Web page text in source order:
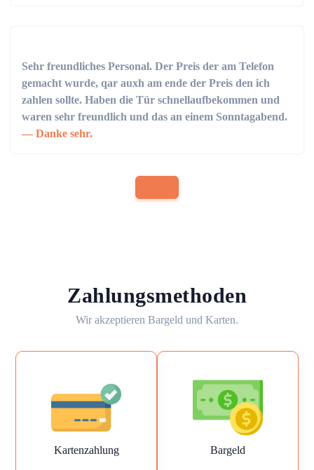
Sehr freundliches Personal. Der Preis der am Telefon
gemacht wurde, qar auxh am ende der Preis den ich
zahlen sollte. Haben die Tür schnellaufbekommen und
waren sehr freundlich und das an einem Sonntagabend.
Danke sehr.
Zahlungsmethoden
Wir akzeptieren Bargeld und Karten.
Kartenzahlung Bargeld